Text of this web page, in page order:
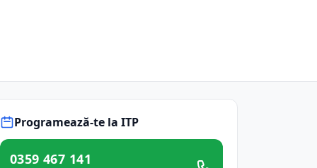
Programează-te la ITP
0359 467 141